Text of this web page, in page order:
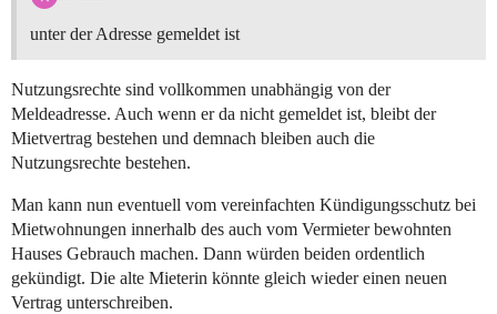
unter der Adresse gemeldet ist
Nutzungsrechte sind vollkommen unabhängig von der
Meldeadresse. Auch wenn er da nicht gemeldet ist, bleibt der
Mietvertrag bestehen und demnach bleiben auch die
Nutzungsrechte bestehen.
Man kann nun eventuell vom vereinfachten Kündigungsschutz bei
Mietwohnungen innerhalb des auch vom Vermieter bewohnten
Hauses Gebrauch machen. Dann würden beiden ordentlich
gekündigt. Die alte Mieterin könnte gleich wieder einen neuen
Vertrag unterschreiben.